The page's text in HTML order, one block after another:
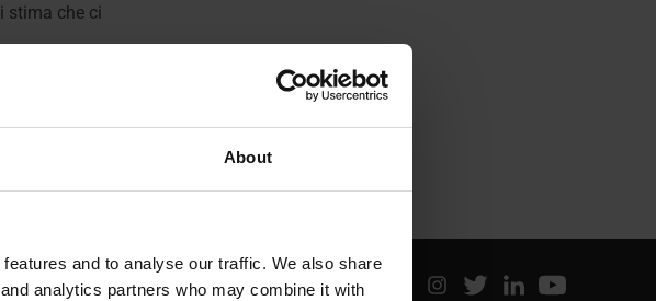
About
and to analyse our traffic. We also share
analytics partners who may combine it with
stima che ci